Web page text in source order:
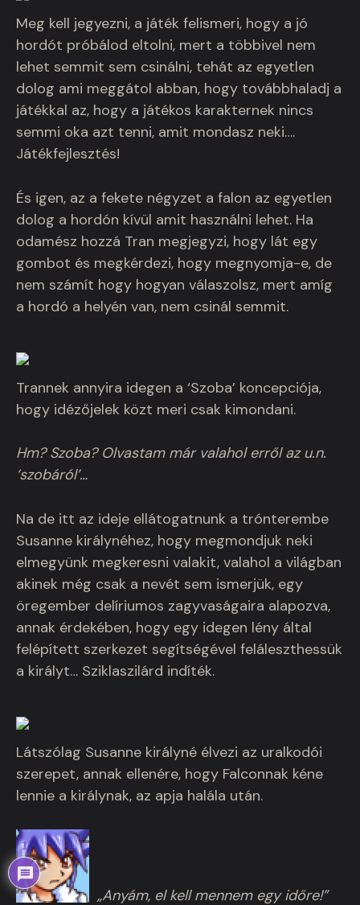
Meg kell jegyezni, a játék felismeri, hogy a jó
hordót próbálod eltolni, mert a többivel nem
lehet semmit sem csinálni, tehát az egyetlen
dolog ami meggátol abban, hogy továbbhaladj a
játékkal az, hogy a játékos karakternek nincs
semmi oka azt tenni, amit mondasz neki….
Játékfejlesztés!
És igen, az a fekete négyzet a falon az egyetlen
dolog a hordón kívül amit használni lehet. Ha
odamész hozzá Tran megjegyzi, hogy lát egy
gombot és megkérdezi, hogy megnyomja-e, de
nem számít hogy hogyan válaszolsz, mert amíg
a hordó a helyén van, nem csinál semmit.
Trannek annyira idegen a ‘Szoba’ koncepciója,
hogy idézőjelek közt meri csak kimondani.
Hm? Szoba? Olvastam már valahol erről az u.n.
‘szobáról’…
Na de itt az ideje ellátogatnunk a trónterembe
Susanne királynéhez, hogy megmondjuk neki
elmegyünk megkeresni valakit, valahol a világban
akinek még csak a nevét sem ismerjük, egy
öregember delíriumos zagyvaságaira alapozva,
annak érdekében, hogy egy idegen lény által
felépített szerkezet segítségével feláleszthessük
a királyt… Sziklaszilárd indíték.
Látszólag Susanne királyné élvezi az uralkodói
szerepet, annak ellenére, hogy Falconnak kéne
lennie a királynak, az apja halála után.
„Anyám, el kell mennem egy időre!”
1